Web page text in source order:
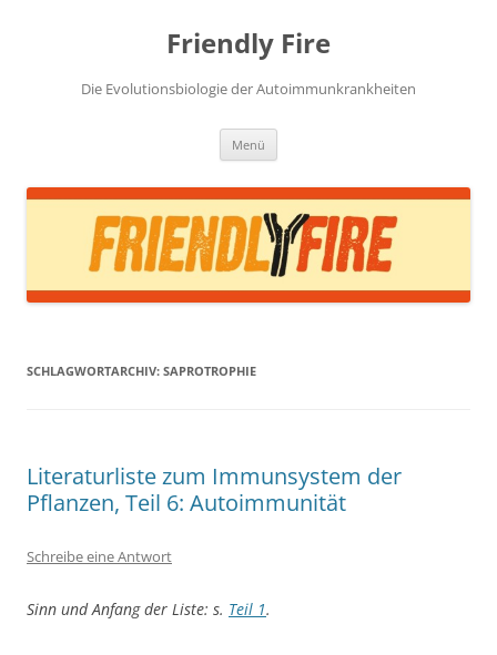
Friendly Fire
Die Evolutionsbiologie der Autoimmunkrankheiten
Menü
SCHLAGWORTARCHIV: SAPROTROPHIE
Literaturliste zum Immunsystem der
Pflanzen, Teil 6: Autoimmunität
Schreibe eine Antwort
Sinn und Anfang der Liste: s. Teil 1.